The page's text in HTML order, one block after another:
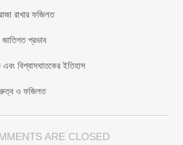
রাখার ফজিলত
জাতিগত প্রভাব
এবং বিশ্বাসঘাতকের ইতিহাস
ও ফজিলত
ARE CLOSED